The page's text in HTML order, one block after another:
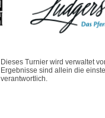
Dieses Turnier wird verwaltet
Ergebnisse sind allein die
verantwortlich.